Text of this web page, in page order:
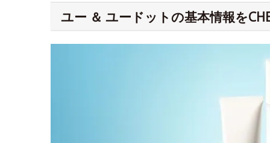
ユー ＆ ユードットの基本情報を